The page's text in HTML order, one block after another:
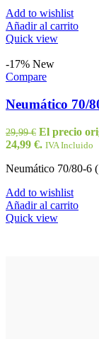
Add to wishlist
Añadir al carrito
Quick view
-17% New
Compare
Neumático 70/
29,99€ El precio
24,99 €. IVA Incluido
Neumático 70/80-6
Add to wishlist
Añadir al carrito
Quick view